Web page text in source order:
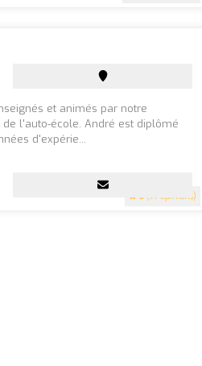
5 (77 Opinions)
et animés par notre
l'auto-école. André est diplômé
d'expérie...